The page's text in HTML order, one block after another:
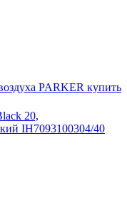
20,
IH7093100304/40